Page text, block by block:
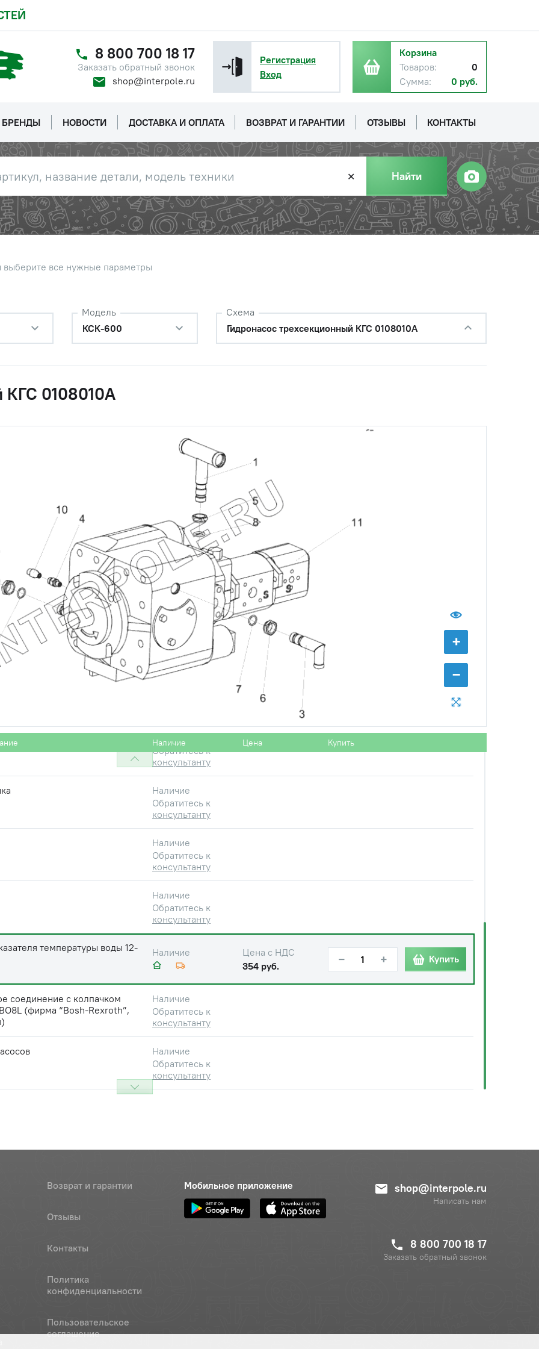
8 800 700 18 17
Заказать обратный звонок
shop@interpole.ru
Регистрация
Вход
Корзина
Товаров:
0
Сумма:
0 руб.
БРЕНДЫ НОВОСТИ ДОСТАВКА И ОПЛАТА ВОЗВРАТ И ГАРАНТИИ ОТЗЫВЫ КОНТАКТЫ
✕ Найти
выберите все нужные параметры
Модель
КСК-600
Схема
Гидронасос трехсекционный КГС 0108010А
КГС 0108010А
+
−
Наличие Цена Купить
трехсекционный
Наличие
Обратитесь к
консультанту
Обратитесь к
консультанту
гидросистемы
1218,Есиль-740,КЗС-812,Есиль-730,КЗС-7,Есиль-750,КЗС-10К
Наличие
Обратитесь к
консультанту
Наличие
Обратитесь к
консультанту
ввертный
Наличие
Обратитесь к
консультанту
Наличие
Обратитесь к
консультанту
Наличие
Обратитесь к
консультанту
Наличие
Обратитесь к
консультанту
Наличие
Обратитесь к
консультанту
температуры воды 12-
Наличие
Цена с НДС
354 руб.
− + Купить
соединение с колпачком
(фирма “Bosh-Rexroth”,
Наличие
Обратитесь к
консультанту
Наличие
Обратитесь к
консультанту
Возврат и гарантии
Отзывы
Контакты
Политика
конфиденциальности
Пользовательское
соглашение
Мобильное приложение shop@interpole.ru
Написать нам
8 800 700 18 17
Заказать обратный звонок